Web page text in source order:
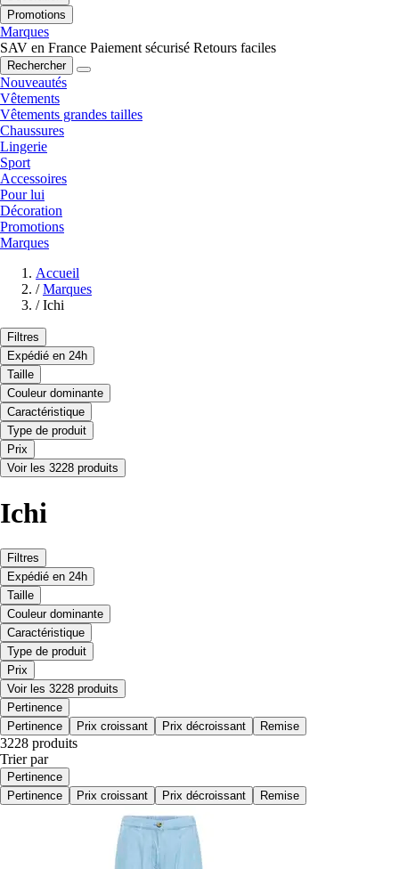
Promotions
Marques
SAV en France Paiement sécurisé Retours faciles
Rechercher
Nouveautés
Vêtements
Vêtements grandes tailles
Chaussures
Lingerie
Sport
Accessoires
Pour lui
Décoration
Promotions
Marques
Accueil
/ Marques
/ Ichi
Filtres
Expédié en 24h
Taille
Couleur dominante
Caractéristique
Type de produit
Prix
Voir les 3228 produits
Ichi
Filtres
Expédié en 24h
Taille
Couleur dominante
Caractéristique
Type de produit
Prix
Voir les 3228 produits
Pertinence
Pertinence
Prix croissant Prix décroissant Remise
3228 produits
Trier par
Pertinence
Pertinence
Prix croissant Prix décroissant Remise